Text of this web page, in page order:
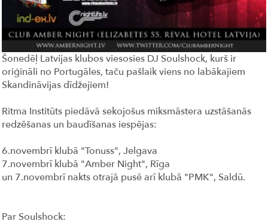
Šonedēļ Latvijas klubos viesosies DJ Soulshock, kurš ir
oriģināli no Portugāles, taču pašlaik viens no labākajiem
Skandināvijas dīdžejiem!
Ritma Institūts piedāvā sekojošus miksmāstera uzstāšanās
redzēšanas un baudīšanas iespējas:
6.novembrī klubā "Tonuss", Jelgava
7.novembrī klubā "Amber Night", Rīga
un 7.novembrī nakts otrajā pusē arī klubā "PMK", Saldū.
Par Soulshock: